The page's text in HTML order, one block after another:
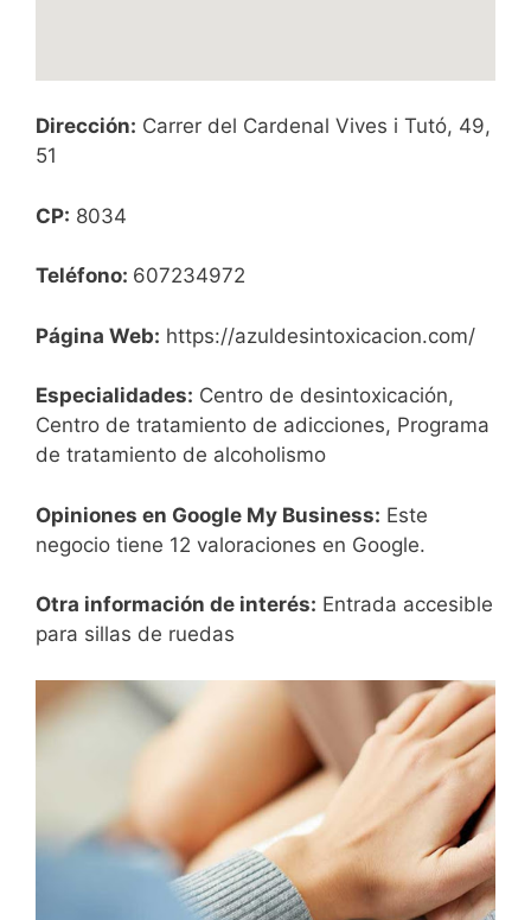
Dirección: Carrer del Cardenal Vives i Tutó, 49,
51
CP: 8034
Teléfono: 607234972
Página Web: https://azuldesintoxicacion.com/
Especialidades: Centro de desintoxicación,
Centro de tratamiento de adicciones, Programa
de tratamiento de alcoholismo
Opiniones en Google My Business: Este
negocio tiene 12 valoraciones en Google.
Otra información de interés: Entrada accesible
para sillas de ruedas